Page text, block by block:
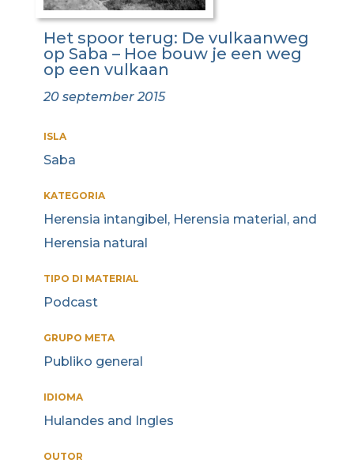
Het spoor terug: De vulkaanweg
op Saba – Hoe bouw je een weg
op een vulkaan
20 september 2015
ISLA
Saba
KATEGORIA
Herensia intangibel, Herensia material, and
Herensia natural
TIPO DI MATERIAL
Podcast
GRUPO META
Publiko general
IDIOMA
Hulandes and Ingles
OUTOR